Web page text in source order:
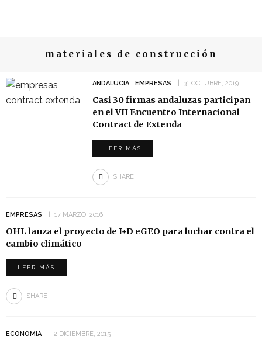
materiales de construcción
ANDALUCIA EMPRESAS 31 OCTUBRE, 2019
Casi 30 firmas andaluzas participan
en el VII Encuentro Internacional
Contract de Extenda
LEER MÁS
SHARE
EMPRESAS 17 MARZO, 2016
OHL lanza el proyecto de I+D eGEO para luchar contra el
cambio climático
LEER MÁS
SHARE
ECONOMIA 2 DICIEMBRE, 2015